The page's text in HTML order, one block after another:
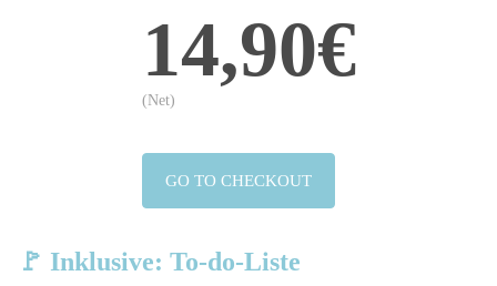
14,90€
(Net)
GO TO CHECKOUT
🚩 Inklusive: To-do-Liste